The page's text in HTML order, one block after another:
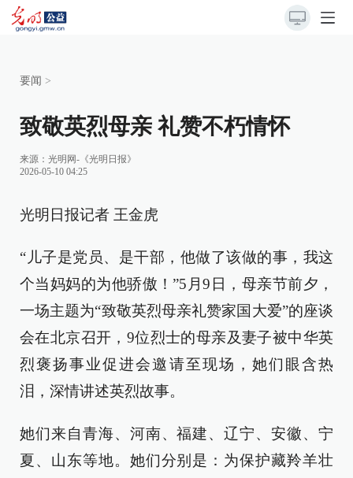
要闻 >
致敬英烈母亲 礼赞不朽情怀
来源： 光明网-《光明日报》
2026-05-10 04:25
光明日报记者 王金虎
“儿子是党员、是干部，他做了该做的事，我这
个当妈妈的为他骄傲！”5月9日，母亲节前夕，
一场主题为“致敬英烈母亲礼赞家国大爱”的座谈
会在北京召开，9位烈士的母亲及妻子被中华英
烈褒扬事业促进会邀请至现场，她们眼含热
泪，深情讲述英烈故事。
她们来自青海、河南、福建、辽宁、安徽、宁
夏、山东等地。她们分别是：为保护藏羚羊壮